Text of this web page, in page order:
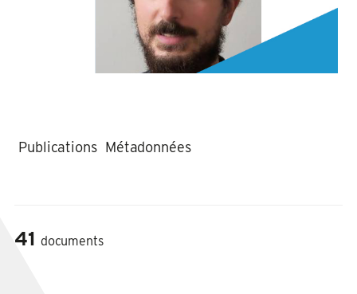
Publications Métadonnées
41 documents